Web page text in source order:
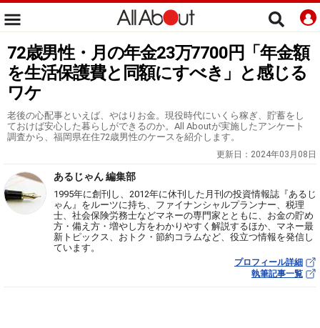
72歳男性・月の年金23万7700円「年金額
を生活保護費と同額にすべき」と感じる
ワケ
老後の心配事といえば、やはりお金。現役時代にいくら稼ぎ、貯蓄をし
ておけば安心した暮らしができるのか。All Aboutが実施したアンケート
調査から、福岡県在住72歳男性のケースを紹介します。
更新日： 2024年03月08日
あるじゃん 編集部
1995年に創刊し、2012年に休刊した月刊の投資情報誌『あるじ
ゃん』をルーツに持ち、ファイナンシャルプランナー、税理
士、社会保険労務士などマネーの専門家とともに、お金の貯め
方・備え方・増やし方をわかりやすく解説するほか、マネー最
新トピックス、おトク・節約コラムなど、役立つ情報を発信し
ています。
プロフィール詳細
執筆記事一覧